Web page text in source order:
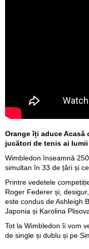
Orange îți aduce Acasă
jucători de tenis ai lumii
Wimbledon înseamnă
simultan în 33 de țări și
Printre vedetele
Roger Federer și,
este condus de Ashleigh
Japonia și Karolina
Tot la Wimbledon îi vom
de single și dublu și pe